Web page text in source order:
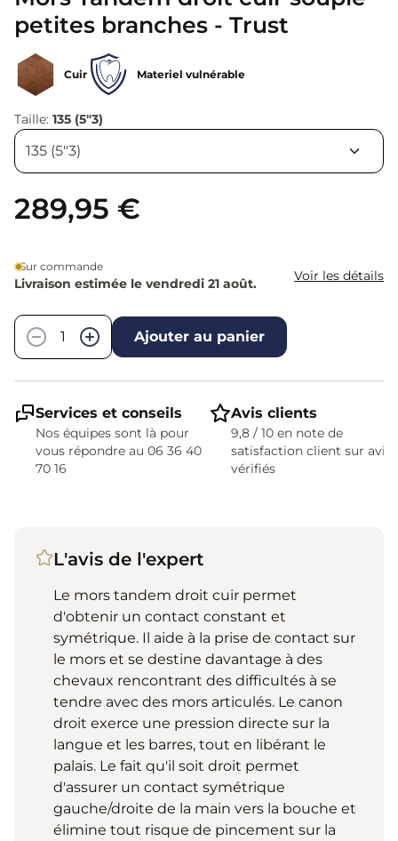
petites branches - Trust
Cuir Materiel vulnérable
Taille: 135 (5"3)
289,95 €
Sur commande
Livraison estimée le vendredi 21 août. Voir les détails
−
+ Ajouter au panier
Services et conseils
Nos équipes sont là pour
vous répondre au 06 36 40
70 16
Avis clients
9,8 / 10 en note de
satisfaction client sur avis
vérifiés
L'avis de l'expert
Le mors tandem droit cuir permet
d'obtenir un contact constant et
symétrique. Il aide à la prise de contact sur
le mors et se destine davantage à des
chevaux rencontrant des difficultés à se
tendre avec des mors articulés. Le canon
droit exerce une pression directe sur la
langue et les barres, tout en libérant le
palais. Le fait qu'il soit droit permet
d'assurer un contact symétrique
gauche/droite de la main vers la bouche et
élimine tout risque de pincement sur la